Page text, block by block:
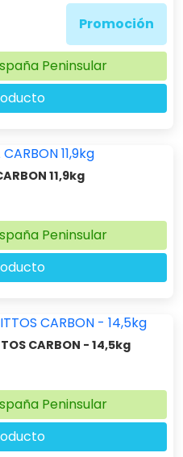
Promoción
Peninsular
11,9kg
Peninsular
CARBON - 14,5kg
Peninsular